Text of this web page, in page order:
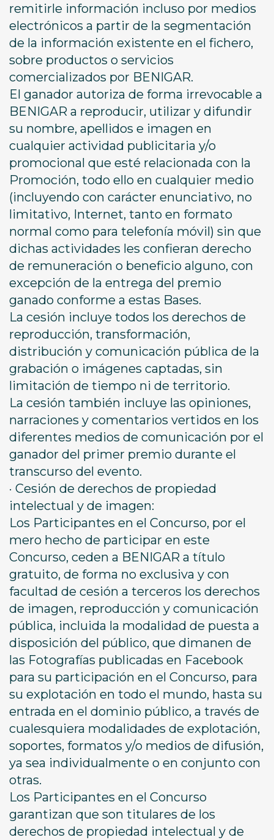
remitirle información incluso por medios
electrónicos a partir de la segmentación
de la información existente en el fichero,
sobre productos o servicios
comercializados por BENIGAR.
El ganador autoriza de forma irrevocable a
BENIGAR a reproducir, utilizar y difundir
su nombre, apellidos e imagen en
cualquier actividad publicitaria y/o
promocional que esté relacionada con la
Promoción, todo ello en cualquier medio
(incluyendo con carácter enunciativo, no
limitativo, Internet, tanto en formato
normal como para telefonía móvil) sin que
dichas actividades les confieran derecho
de remuneración o beneficio alguno, con
excepción de la entrega del premio
ganado conforme a estas Bases.
La cesión incluye todos los derechos de
reproducción, transformación,
distribución y comunicación pública de la
grabación o imágenes captadas, sin
limitación de tiempo ni de territorio.
La cesión también incluye las opiniones,
narraciones y comentarios vertidos en los
diferentes medios de comunicación por el
ganador del primer premio durante el
transcurso del evento.
· Cesión de derechos de propiedad
intelectual y de imagen:
Los Participantes en el Concurso, por el
mero hecho de participar en este
Concurso, ceden a BENIGAR a título
gratuito, de forma no exclusiva y con
facultad de cesión a terceros los derechos
de imagen, reproducción y comunicación
pública, incluida la modalidad de puesta a
disposición del público, que dimanen de
las Fotografías publicadas en Facebook
para su participación en el Concurso, para
su explotación en todo el mundo, hasta su
entrada en el dominio público, a través de
cualesquiera modalidades de explotación,
soportes, formatos y/o medios de difusión,
ya sea individualmente o en conjunto con
otras.
Los Participantes en el Concurso
garantizan que son titulares de los
derechos de propiedad intelectual y de